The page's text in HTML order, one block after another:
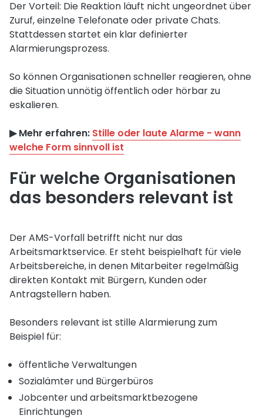
Der Vorteil: Die Reaktion läuft nicht ungeordnet über
Zuruf, einzelne Telefonate oder private Chats.
Stattdessen startet ein klar definierter
Alarmierungsprozess.
So können Organisationen schneller reagieren, ohne
die Situation unnötig öffentlich oder hörbar zu
eskalieren.
▶︎ Mehr erfahren: Stille oder laute Alarme - wann
welche Form sinnvoll ist
Für welche Organisationen
das besonders relevant ist
Der AMS-Vorfall betrifft nicht nur das
Arbeitsmarktservice. Er steht beispielhaft für viele
Arbeitsbereiche, in denen Mitarbeiter regelmäßig
direkten Kontakt mit Bürgern, Kunden oder
Antragstellern haben.
Besonders relevant ist stille Alarmierung zum
Beispiel für:
öffentliche Verwaltungen
Sozialämter und Bürgerbüros
Jobcenter und arbeitsmarktbezogene
Einrichtungen